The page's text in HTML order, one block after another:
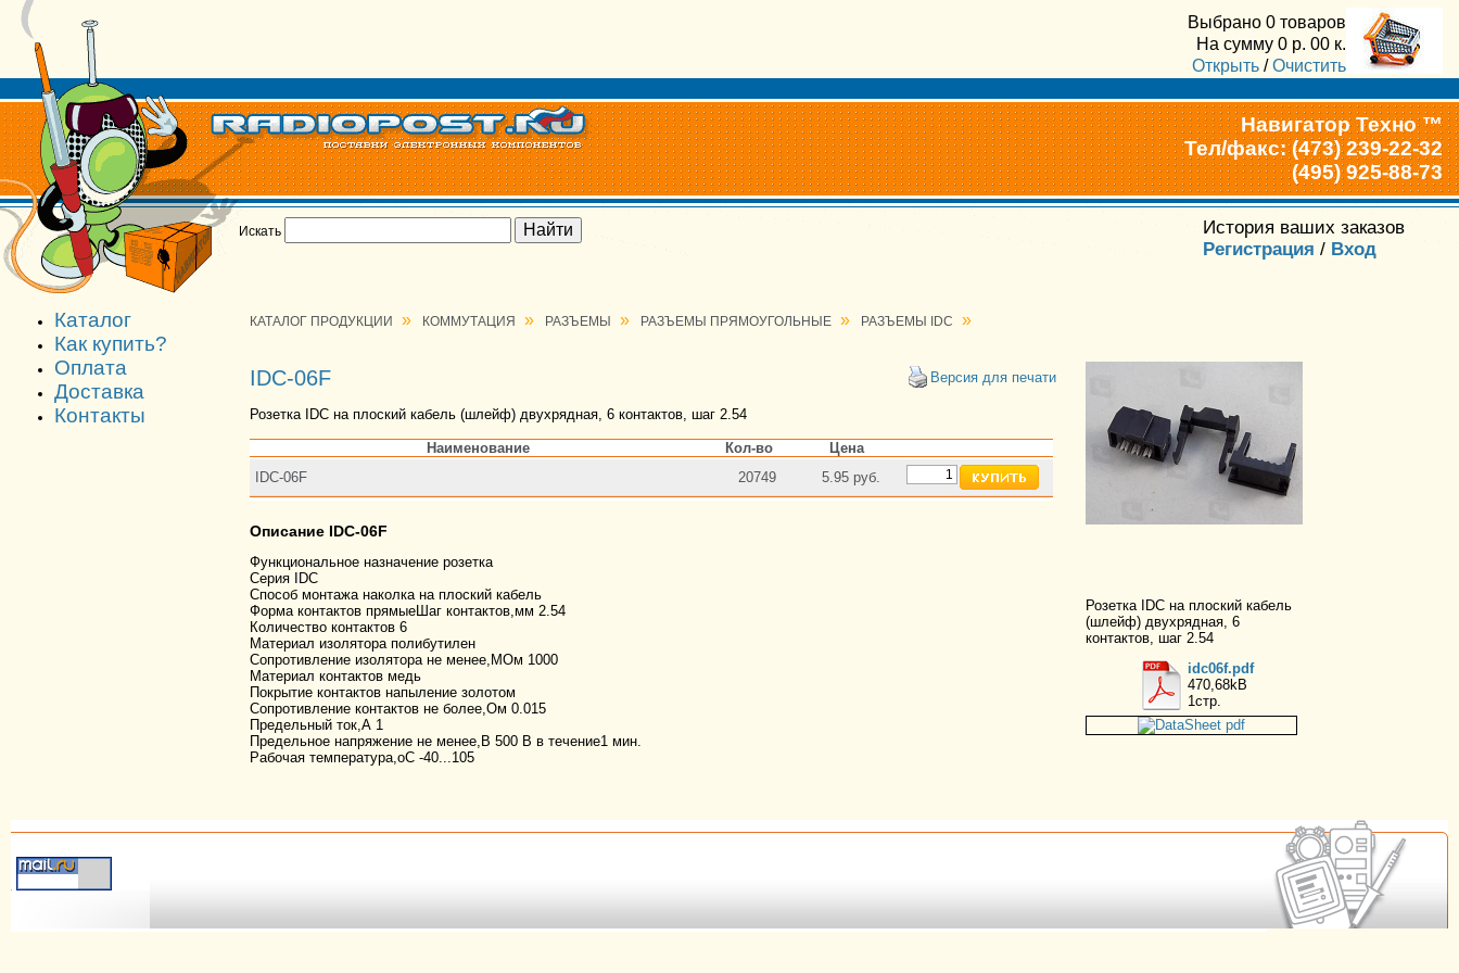
Выбрано 0 товаров
На сумму 0 р. 00 к.
Открыть /Очистить
Навигатор Техно ™
Тел/факс: (473) 239-22-32
(495) 925-88-73
Искать
История ваших заказов
Регистрация / Вход
Каталог
Как купить?
Оплата
Доставка
Контакты
КАТАЛОГ ПРОДУКЦИИ » КОММУТАЦИЯ » РАЗЪЕМЫ » РАЗЪЕМЫ ПРЯМОУГОЛЬНЫЕ » РАЗЪЕМЫ IDC »
IDC-06F Версия для печати
Розетка IDC на плоский кабель (шлейф) двухрядная, 6 контактов, шаг 2.54
Наименование Кол-во
Цена
IDC-06F
20749 5.95 руб.
Описание IDC-06F
Функциональное назначение розетка
Серия
IDC
Способ монтажа наколка на плоский кабель
Форма контактов прямыеШаг контактов,мм 2.54
Количество контактов 6
Материал изолятора полибутилен
Сопротивление изолятора не менее,МОм 1000
Материал контактов медь
Покрытие контактов напыление золотом
Сопротивление контактов не более,Ом 0.015
Предельный ток,А 1
Предельное напряжение не менее,В 500 В в течение1 мин.
Рабочая температура,оС -40...105
Розетка IDC на плоский кабель
(шлейф) двухрядная, 6
контактов, шаг 2.54
idc06f.pdf
470,68kB
1стр.